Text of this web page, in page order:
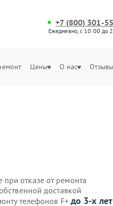
+7 (800) 301-
Ежедневно, с 10:00 до
Цены О нас Отзывы
при отказе от ремонта
доставкой
телефонов F+ до 3-х лет